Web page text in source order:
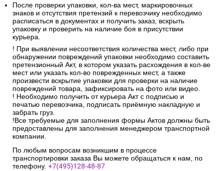
После проверки упаковки, кол-ва мест, маркировочных
знаков и отсутствия претензий к перевозчику необходимо
расписаться в документах и получить заказ, вскрыть
упаковку и проверить на наличие боя в присутствии
курьера.
! При выявлении несоответствия количества мест, либо при
обнаружении повреждений упаковки необходимо составить
претензионный Акт, в котором указать расхождения в кол-ве
мест или указать кол-во поврежденных мест, а также
произвести вскрытие упаковки для проверки на наличие
повреждений товара, зафиксировать на фото или видео.
! Необходимо получить от курьера Акт с подписью и
печатью перевозчика, подписать приёмную накладную и
забрать груз.
!Все требуемые для заполнения формы Актов должны быть
предоставлены для заполнения менеджером транспортной
компании.
По любым вопросам возникшим в процессе
транспортировки заказа Вы можете обращаться к нам, по
телефону. +7(495)128-48-87